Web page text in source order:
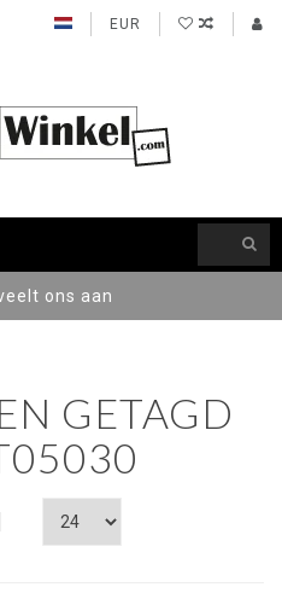
EUR
ons aan
GETAGD